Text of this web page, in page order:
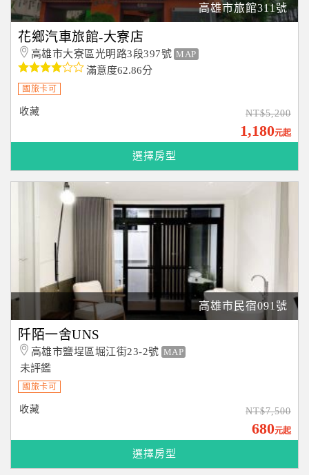
高雄市旅館311號
花鄉汽車旅館-大寮店
高雄市大寮區光明路3段397號 MAP
滿意度62.86分
國旅卡可
收藏 NT$5,200
1,180元起
選擇房型
高雄市民宿091號
阡陌一舍UNS
高雄市鹽埕區堀江街23-2號 MAP
未評鑑
國旅卡可
收藏 NT$7,500
680元起
選擇房型